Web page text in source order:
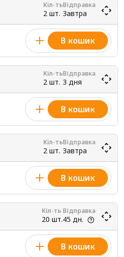
Кіл-ть
2 шт.
Відправка
Завтра
В кошик
Кіл-ть
2 шт.
Відправка
3 дня
В кошик
Кіл-ть
2 шт.
Відправка
Завтра
В кошик
Кіл-ть
20 шт.
Відправка
45 дн.
В кошик